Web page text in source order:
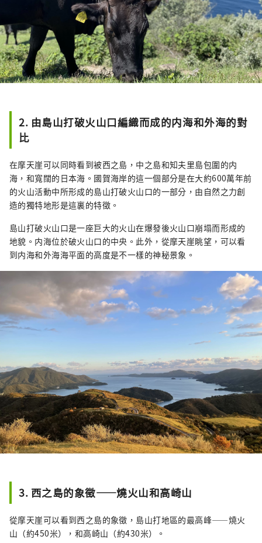
2. 由島山打破火山口編織而成的内海和外海的對
比
在摩天崖可以同時看到被西之島，中之島和知夫里島包圍的内
海，和寬闊的日本海。國賀海岸的這一個部分是在大約600萬年前
的火山活動中所形成的島山打破火山口的一部分，由自然之力創
造的獨特地形是這裏的特徵。
島山打破火山口是一座巨大的火山在爆發後火山口崩塌而形成的
地貌。内海位於破火山口的中央。此外，從摩天崖眺望，可以看
到内海和外海海平面的高度是不一樣的神秘景象。
3. 西之島的象徵——燒火山和高崎山
從摩天崖可以看到西之島的象徵，島山打地區的最高峰——燒火
山（約450米），和高崎山（約430米）。